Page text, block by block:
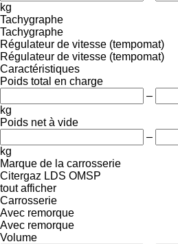
kg
Tachygraphe
Tachygraphe
Régulateur de vitesse (tempomat)
Régulateur de vitesse (tempomat)
Caractéristiques
Poids total en charge
–
kg
Poids net à vide
–
kg
Marque de la carrosserie
Citergaz LDS OMSP
tout afficher
Carrosserie
Avec remorque
Avec remorque
Volume